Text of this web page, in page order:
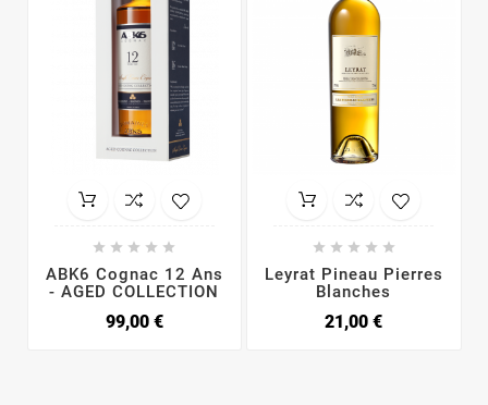
    
ABK6 Cognac 12 Ans
- AGED COLLECTION
99,00 €
    
Leyrat Pineau Pierres
Blanches
21,00 €